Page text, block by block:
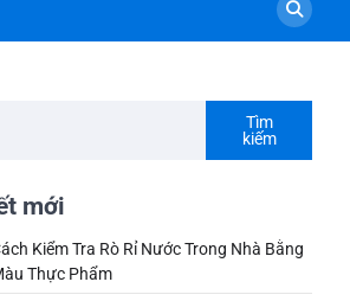
Tìm
kiếm
mới
Kiểm Tra Rò Rỉ Nước Trong Nhà Bằng
Thực Phẩm